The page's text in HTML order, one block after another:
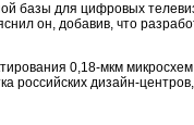
базы для цифровых
он, добавив, что
0,18-мкм
российских дизайн-